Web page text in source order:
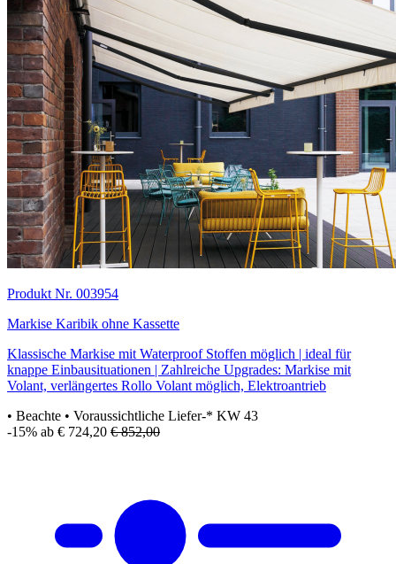
Produkt Nr. 003954
Markise Karibik ohne Kassette
Klassische Markise mit Waterproof Stoffen möglich | ideal für
knappe Einbausituationen | Zahlreiche Upgrades: Markise mit
Volant, verlängertes Rollo Volant möglich, Elektroantrieb
• Beachte • Voraussichtliche Liefer-* KW 43
-15% ab € 724,20 € 852,00